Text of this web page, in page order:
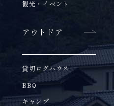
観光・イベント
アウトドア
貸切ログハウス
BBQ
キャンプ